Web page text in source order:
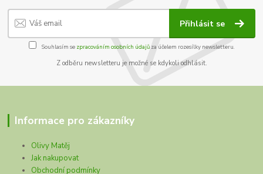
Přihlásit se
Souhlasím se zpracováním osobních údajůza účelem rozesílky newsletteru.
Z odběru newsletteru je možné se kdykoli odhlásit.
Informace pro zákazníky
Olivy Matěj
Jak nakupovat
Obchodní podmínky